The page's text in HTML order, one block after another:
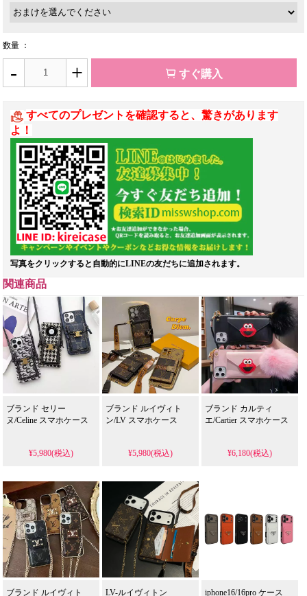
数量 ：
- + すぐ購入
すべてのプレゼントを確認すると、驚きがあります
よ！
写真をクリックすると自動的にLINEの友だちに追加されます。
関連商品
ブランド セリー
ヌ/Celine スマホケース
¥5,980(税込)
ブランド ルイヴィト
ン/LV スマホケース
¥5,980(税込)
ブランド カルティ
エ/Cartier スマホケース
¥6,180(税込)
ブランド ルイヴィト
LV-ルイヴィトン
iphone16/16pro ケース